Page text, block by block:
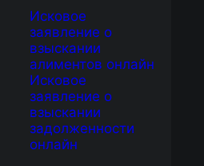
Исковое
заявление о
взыскании
алиментов онлайн
Исковое
заявление о
взыскании
задолженности
онлайн